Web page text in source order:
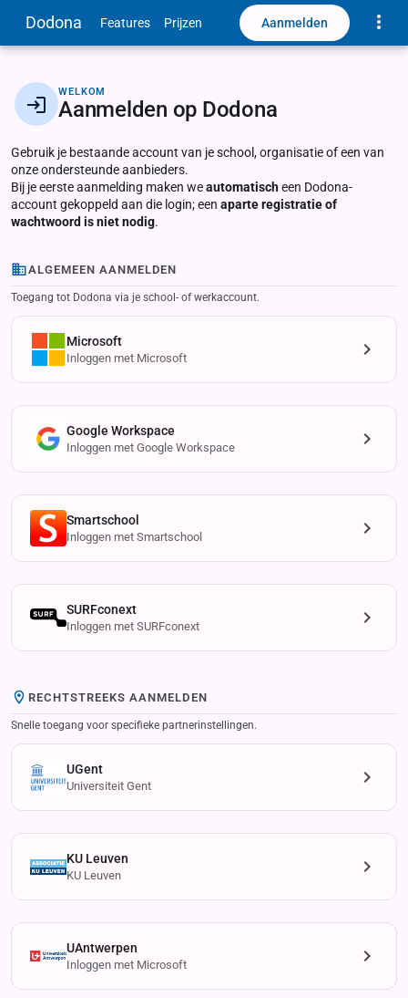
Dodona Features Prijzen Aanmelden
WELKOM
Aanmelden op Dodona
Gebruik je bestaande account van je school, organisatie of een van
onze ondersteunde aanbieders.
Bij je eerste aanmelding maken weautomatischeen Dodona-
account gekoppeld aan die login; een aparte registratie of
wachtwoord is niet nodig.
ALGEMEEN AANMELDEN
Toegang tot Dodona via je school- of werkaccount.
Microsoft
Inloggen met Microsoft
Google Workspace
Inloggen met Google Workspace
Smartschool
Inloggen met Smartschool
SURFconext
Inloggen met SURFconext
RECHTSTREEKS AANMELDEN
Snelle toegang voor specifieke partnerinstellingen.
UGent
Universiteit Gent
KU Leuven
KU Leuven
UAntwerpen
Inloggen met Microsoft